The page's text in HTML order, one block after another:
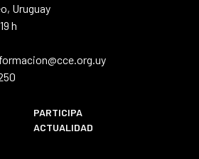
Uruguay
h
PARTICIPA
ACTUALIDAD